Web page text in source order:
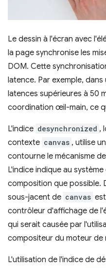
Le dessin à l'écran avec
la page synchronise les
DOM. Cette
latence. Par exemple,
latences supérieures à 50
coordination œil-main, ce
L'indice desynchronized ,
contexte canvas , utilise
contourne le mécanisme
L'indice indique au
composition que possible.
sous-jacent de canvas
contrôleur d'affichage de
qui serait causée par
compositeur du moteur de
L'utilisation de l'indice de